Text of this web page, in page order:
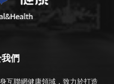
們
互聯網健康領域，致力於打造